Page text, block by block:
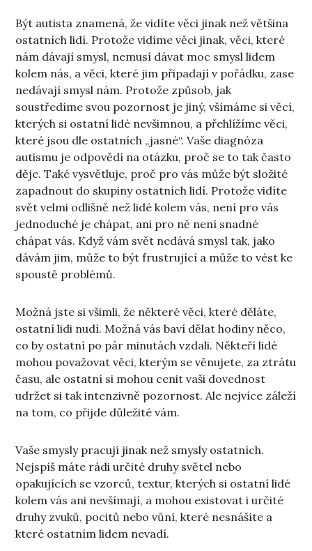
Být autista znamená, že vidíte věci jinak než většina
ostatních lidí. Protože vidíme věci jinak, věci, které
nám dávají smysl, nemusí dávat moc smysl lidem
kolem nás, a věci, které jim připadají v pořádku, zase
nedávají smysl nám. Protože způsob, jak
soustředíme svou pozornost je jiný, všímáme si věcí,
kterých si ostatní lidé nevšimnou, a přehlížíme věci,
které jsou dle ostatních „jasné“. Vaše diagnóza
autismu je odpovědí na otázku, proč se to tak často
děje. Také vysvětluje, proč pro vás může být složité
zapadnout do skupiny ostatních lidí. Protože vidíte
svět velmi odlišně než lidé kolem vás, není pro vás
jednoduché je chápat, ani pro ně není snadné
chápat vás. Když vám svět nedává smysl tak, jako
dávám jim, může to být frustrující a může to vést ke
spoustě problémů.
Možná jste si všimli, že některé věci, které děláte,
ostatní lidi nudí. Možná vás baví dělat hodiny něco,
co by ostatní po pár minutách vzdali. Někteří lidé
mohou považovat věci, kterým se věnujete, za ztrátu
času, ale ostatní si mohou cenit vaši dovednost
udržet si tak intenzivně pozornost. Ale nejvíce záleží
na tom, co přijde důležité vám.
Vaše smysly pracují jinak než smysly ostatních.
Nejspíš máte rádi určité druhy světel nebo
opakujících se vzorců, textur, kterých si ostatní lidé
kolem vás ani nevšímají, a mohou existovat i určité
druhy zvuků, pocitů nebo vůní, které nesnášíte a
které ostatním lidem nevadí.